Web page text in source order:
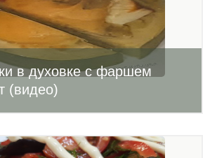
в духовке с фаршем
(видео)